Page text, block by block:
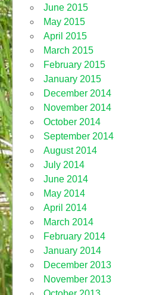
June 2015
May 2015
April 2015
March 2015
February 2015
January 2015
December 2014
November 2014
October 2014
September 2014
August 2014
July 2014
June 2014
May 2014
April 2014
March 2014
February 2014
January 2014
December 2013
November 2013